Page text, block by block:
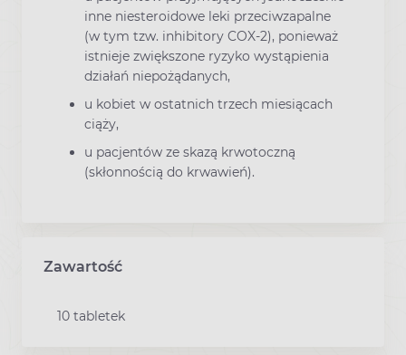
inne niesteroidowe leki przeciwzapalne
(w tym tzw. inhibitory COX-2), ponieważ
istnieje zwiększone ryzyko wystąpienia
działań niepożądanych,
u kobiet w ostatnich trzech miesiącach
ciąży,
u pacjentów ze skazą krwotoczną
(skłonnością do krwawień).
Zawartość
10 tabletek